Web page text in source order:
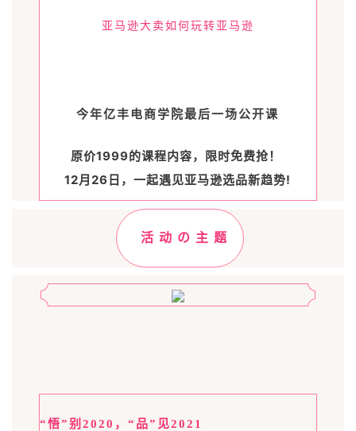
亚马逊大卖如何玩转亚马逊
今年亿丰电商学院最后一场公开课
原价1999的课程内容，限时免费抢！
12月26日，一起遇见亚马逊选品新趋势!
活 动 の 主 题
“悟”别2020，“品”见2021